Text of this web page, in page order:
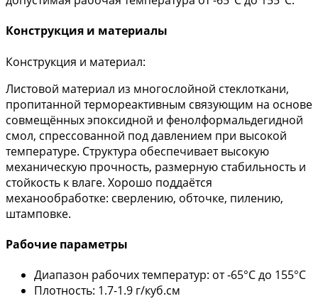
Конструкция и материалы
Конструкция и материал:
Листовой материал из многослойной стеклоткани,
пропитанной термореактивным связующим на основе
совмещённых эпоксидной и фенолформальдегидной
смол, спрессованной под давлением при высокой
температуре. Структура обеспечивает высокую
механическую прочность, размерную стабильность и
стойкость к влаге. Хорошо поддаётся
механообработке: сверлению, обточке, пилению,
штамповке.
Рабочие параметры
Диапазон рабочих температур: от -65°С до 155°С
Плотность: 1.7-1.9 г/куб.см